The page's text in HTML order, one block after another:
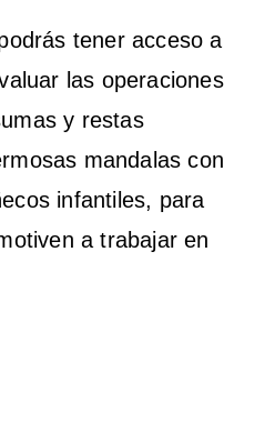
tener acceso a
las operaciones
y restas
mandalas con
infantiles, para
a trabajar en